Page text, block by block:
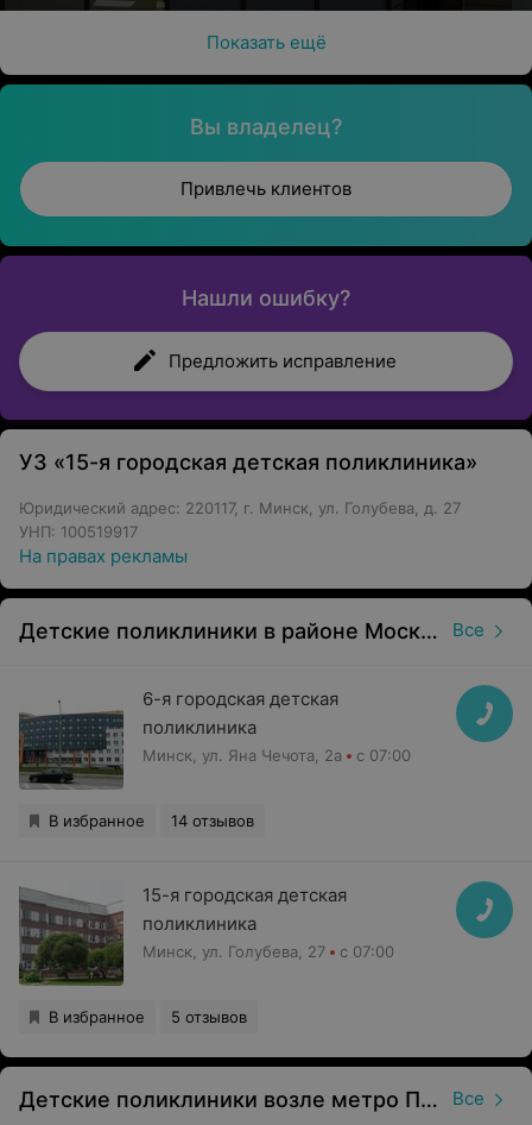
Показать ещё
Вы владелец?
Привлечь клиентов
Нашли ошибку?
Предложить исправление
УЗ «15-я городская детская поликлиника»
Юридический адрес: 220117, г. Минск, ул. Голубева, д. 27
УНП: 100519917
На правах рекламы
Детские поликлиники в районе Московский в Минске Все
6-я городская детская
поликлиника
Минск, ул. Яна Чечота, 2а с 07:00
В избранное 14 отзывов
15-я городская детская
поликлиника
Минск, ул. Голубева, 27 с 07:00
В избранное 5 отзывов
Детские поликлиники возле метро Петровщина в Минске Все